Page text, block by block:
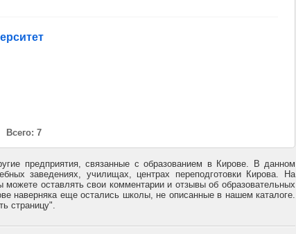
Всего: 7
предприятия, связанные с образованием в Кирове. В данном
заведениях, училищах, центрах переподготовки Кирова. На
оставлять свои комментарии и отзывы об образовательных
наверняка еще остались школы, не описанные в нашем каталоге.
страницу".